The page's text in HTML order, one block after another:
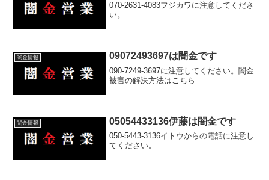
070-2631-4083フジカワに注意してくださ
い。
闇金情報 09072493697は闇金です
090-7249-3697に注意してください。闇金
被害の解決方法はこちら
闇金情報 05054433136伊藤は闇金です
050-5443-3136イトウからの電話に注意し
てください。